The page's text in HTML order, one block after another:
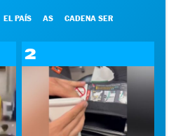
EL PAÍS AS CADENA SER
2